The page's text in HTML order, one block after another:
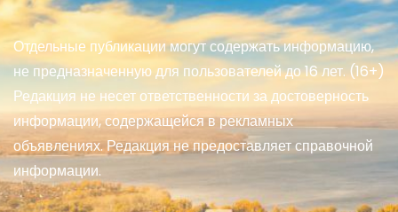
Отдельные публикации могут содержать информацию,
не предназначенную для пользователей до 16 лет. (16+)
Редакция не несет ответственности за достоверность
информации, содержащейся в рекламных
объявлениях. Редакция не предоставляет справочной
информации.